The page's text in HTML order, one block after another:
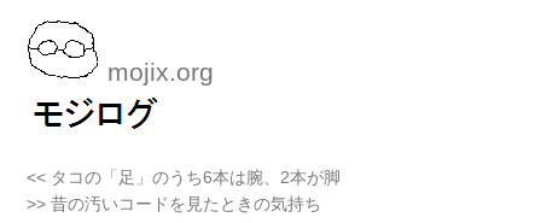
mojix.org
<< タコの「足」のうち6本は腕、2本が脚
>> 昔の汚いコードを見たときの気持ち